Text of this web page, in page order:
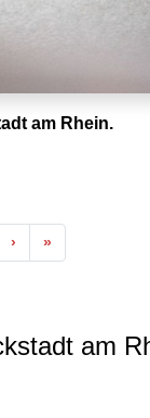
am Rhein.
› Nächste
»
am